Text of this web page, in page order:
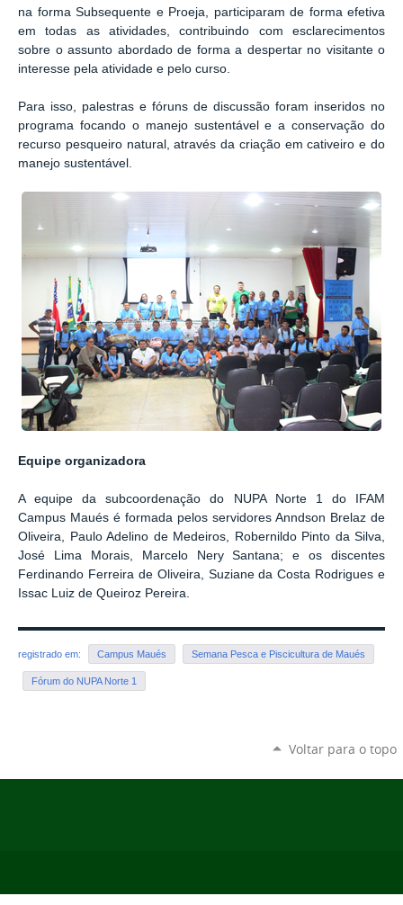
na forma Subsequente e Proeja, participaram de forma efetiva
em todas as atividades, contribuindo com esclarecimentos
sobre o assunto abordado de forma a despertar no visitante o
interesse pela atividade e pelo curso.
Para isso, palestras e fóruns de discussão foram inseridos no
programa focando o manejo sustentável e a conservação do
recurso pesqueiro natural, através da criação em cativeiro e do
manejo sustentável.
Equipe organizadora
A equipe da subcoordenação do NUPA Norte 1 do IFAM
Campus Maués é formada pelos servidores Anndson Brelaz de
Oliveira, Paulo Adelino de Medeiros, Robernildo Pinto da Silva,
José Lima Morais, Marcelo Nery Santana; e os discentes
Ferdinando Ferreira de Oliveira, Suziane da Costa Rodrigues e
Issac Luiz de Queiroz Pereira.
registrado em: Campus Maués Semana Pesca e Piscicultura de Maués
Fórum do NUPA Norte 1
Voltar para o topo